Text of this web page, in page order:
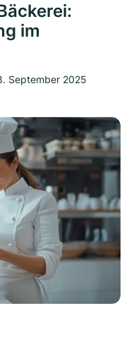
im
September 2025